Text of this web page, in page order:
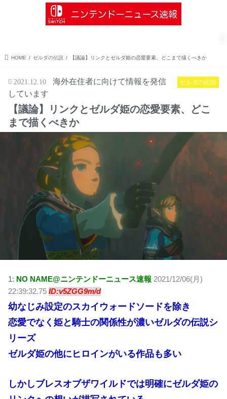
HOME ゼルダの伝説 【議論】リンクとゼルダ姫の恋愛要素、どこまで描くべきか
ゼルダの伝説
2021.12.10
海外在住者に向けて情報を発信
しています
【議論】リンクとゼルダ姫の恋愛要素、どこ
まで描くべきか
1: NO NAME@ニンテンドーニュース速報 2021/12/06(月)
22:39:32.75ID:v5ZGG9m/d
幼なじみ設定のスカイウォードソードを除き
恋愛でなく姫と騎士の関係性が濃いゼルダの伝説シ
リーズ
ゼルダ姫の他にヒロインがいる作品も多い
しかしブレスオブザワイルドでは明確にゼルダ姫の